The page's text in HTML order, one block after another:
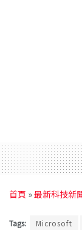
首頁 »最新科技新
Tags: Microsoft